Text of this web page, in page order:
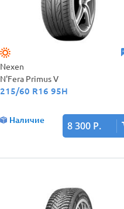
Nexen
N'Fera Primus V
215/60 R16 95H
Наличие 8 300 Р.